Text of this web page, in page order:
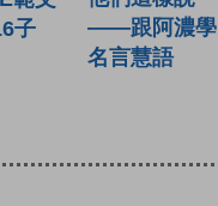
子
——跟阿濃學
名言慧語